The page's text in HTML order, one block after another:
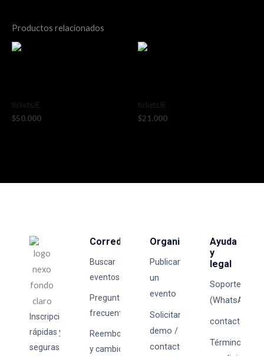
Productos relacionados
ticketsJE
$50.000
ticketsJE
$21.000
Inscripciones
rápidas y
seguras
Corredores
Buscar
eventos
Preguntas
frecuentes
Reembolsos
y cambios
Organizadores
Publicar
un
evento
Solicitar
demo /
contacto
Ayuda
y
legal
Soporte
(WhatsApp)
Términos y